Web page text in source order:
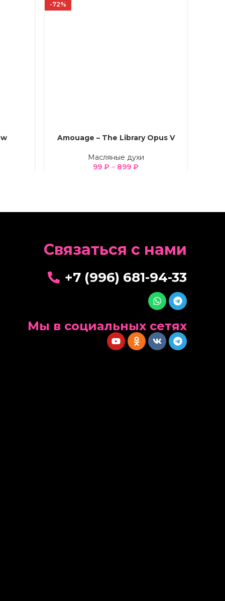
-72%
ВЫБЕРИТЕ ПАРАМЕТРЫ
Amouage – The Library Opus V
Масляные духи
99 ₽ – 899 ₽
Cвязаться с нами
+7 (996) 681-94-33
Мы в социальных сетях